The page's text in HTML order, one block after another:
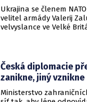
Ukrajina se členem
velitel armády Valerij
velvyslance ve Velké
Česká diplomacie
zanikne, jiný vznikne
Ministerstvo